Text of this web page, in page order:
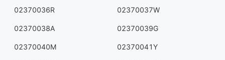
02370036R 02370037W
02370038A 02370039G
02370040M 02370041Y